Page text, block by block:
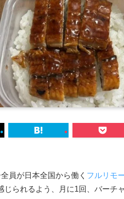
員が日本全国から働く フルリモ
じられるよう、月に1回、バーチ